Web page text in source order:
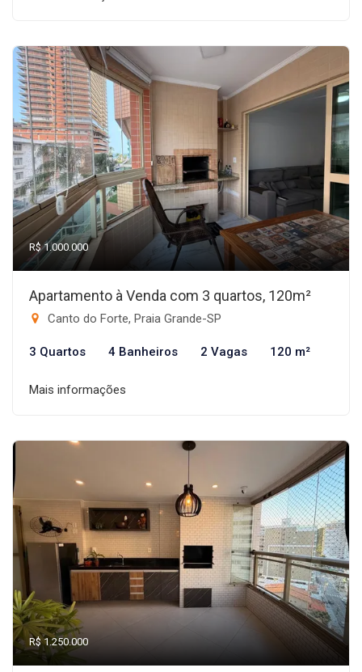
R$ 1.000.000
Apartamento à Venda com 3 quartos, 120m²
Canto do Forte, Praia Grande-SP
3 Quartos 4 Banheiros 2 Vagas 120 m²
Mais informações
R$ 1.250.000